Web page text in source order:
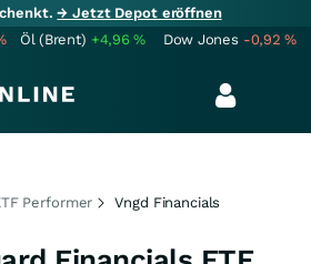
→ Jetzt Depot eröffnen
Öl (Brent) +4,96% Dow Jones -0,92%
Performer Vngd Financials